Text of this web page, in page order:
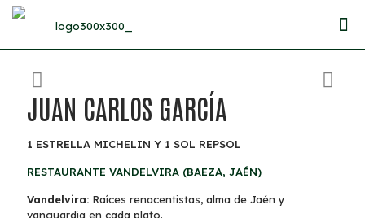
JUAN CARLOS GARCÍA
1 ESTRELLA MICHELIN Y 1 SOL REPSOL
RESTAURANTE VANDELVIRA (BAEZA, JAÉN)
Vandelvira: Raíces renacentistas, alma de Jaén y
vanguardia en cada plato.